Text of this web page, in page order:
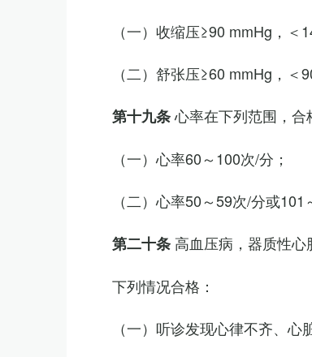
（一）收缩压≥90 mmHg，＜
（二）舒张压≥60 mmHg，＜
第十九条心率在下列范围，合
（一）心率60～100次/分；
（二）心率50～59次/分或
第二十条 高血压病，器质性心
下列情况合格：
（一）听诊发现心律不齐、